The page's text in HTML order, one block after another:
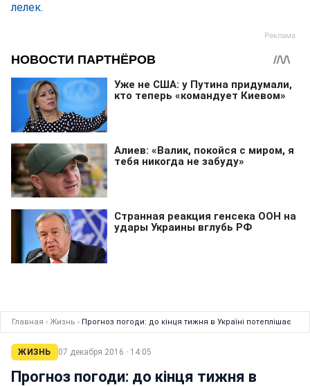
лелек.
Главная › Жизнь › Прогноз погоди: до кінця тижня в Україні потеплішає
ЖИЗНЬ 07 декабря 2016 · 14:05
Прогноз погоди: до кінця тижня в